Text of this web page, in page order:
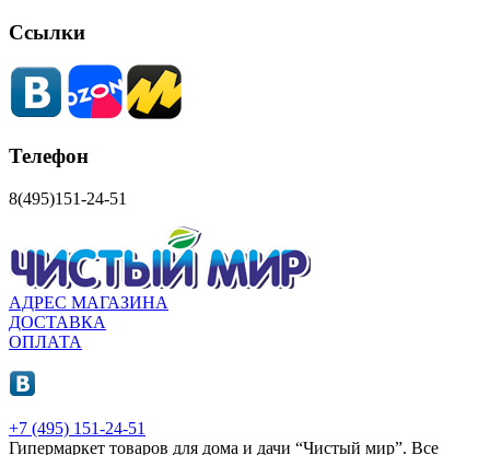
Ссылки
Телефон
8(495)151-24-51
АДРЕС МАГАЗИНА
ДОСТАВКА
ОПЛАТА
+7 (495) 151-24-51
Гипермаркет товаров для дома и дачи “Чистый мир”. Все